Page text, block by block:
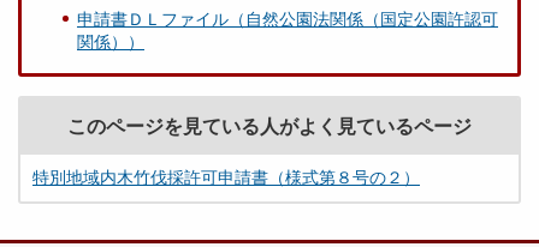
申請書ＤＬファイル（自然公園法関係（国定公園許認可
関係））
このページを見ている人がよく見ているページ
特別地域内木竹伐採許可申請書（様式第８号の２）